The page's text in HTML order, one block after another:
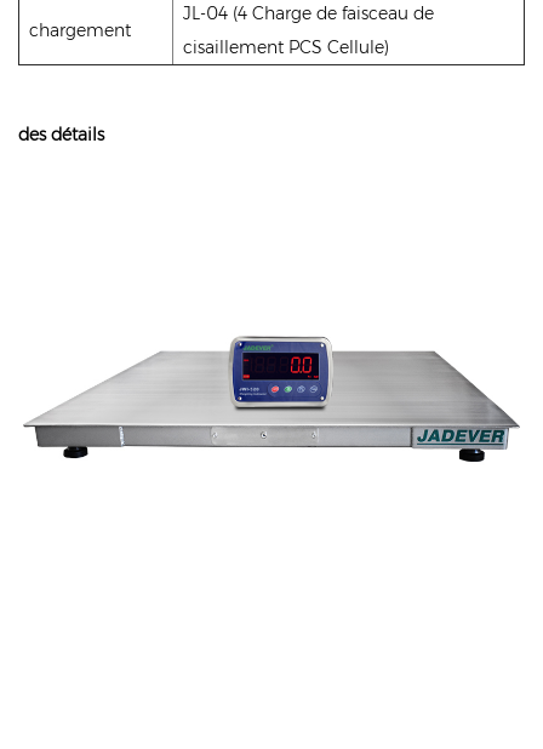
chargement
JL-04 (4 Charge de faisceau de
cisaillement PCS Cellule)
des détails